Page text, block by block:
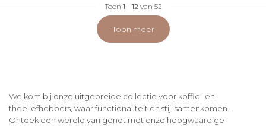
Toon 1 - 12 van 52
Toon meer
Welkom bij onze uitgebreide collectie voor koffie- en
theeliefhebbers, waar functionaliteit en stijl samenkomen.
Ontdek een wereld van genot met onze hoogwaardige